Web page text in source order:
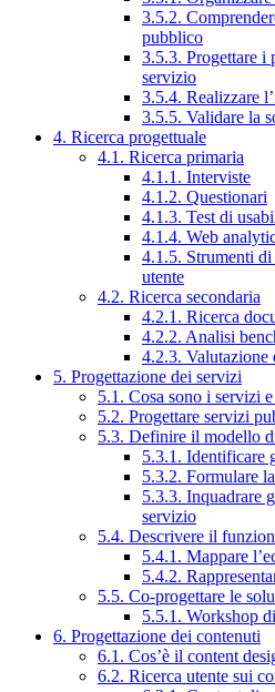
3.5.2.
pubblico
3.5.3. Progettare i
servizio
3.5.4. Realizzare
3.5.5. Validare la
4. Ricerca progettuale
4.1. Ricerca primaria
4.1.1. Interviste
4.1.2. Questionari
4.1.3. Test di
4.1.4. Web
4.1.5. Strumenti di
utente
4.2. Ricerca secondaria
4.2.1. Ricerca
4.2.2. Analisi
4.2.3. Valutazione
5. Progettazione dei servizi
5.1. Cosa sono i servizi
5.2. Progettare servizi
5.3. Definire il modello
5.3.1. Identificare
5.3.2. Formulare
5.3.3. Inquadrare
servizio
5.4. Descrivere il
5.4.1. Mappare
5.4.2.
5.5. Co-progettare le
5.5.1. Workshop
6. Progettazione dei contenuti
6.1. Cos’è il content
6.2. Ricerca utente sui